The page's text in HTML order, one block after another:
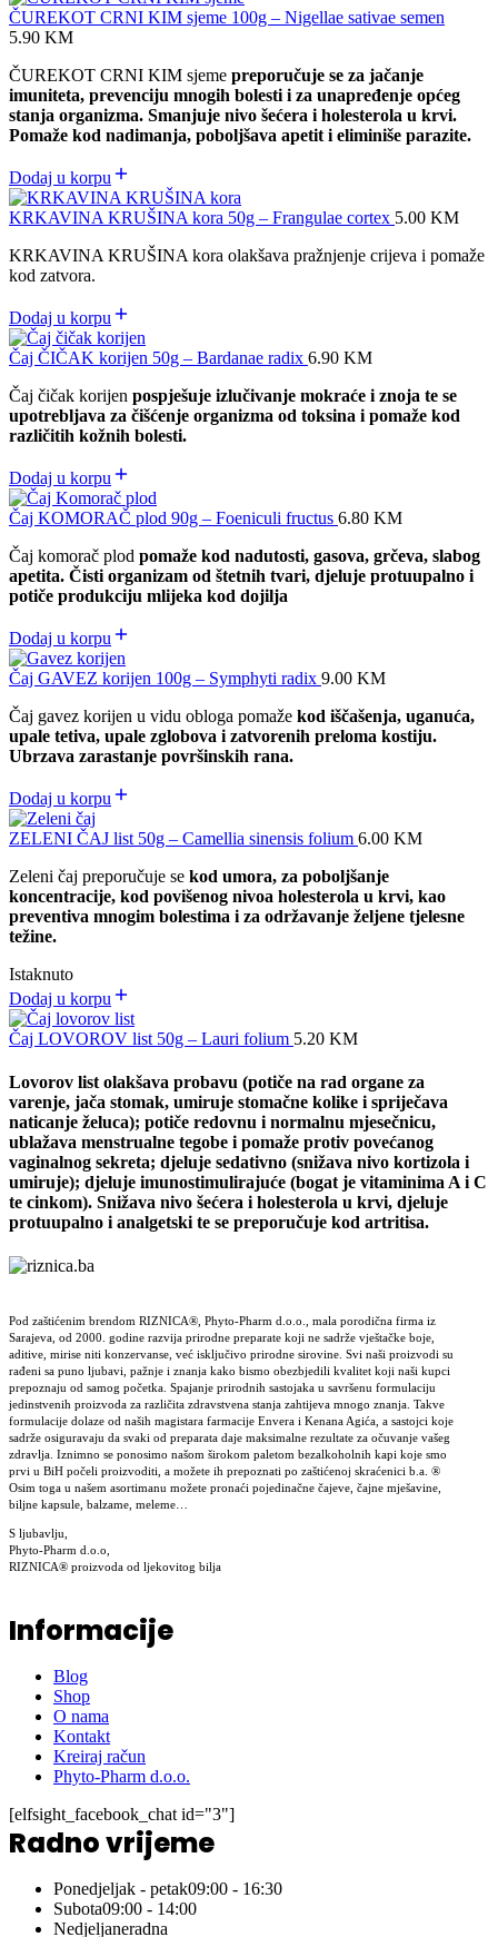
ČUREKOT CRNI KIM sjeme 100g – Nigellae sativae semen
5.90 KM
ČUREKOT CRNI KIM sjeme preporučuje se za jačanje
imuniteta, prevenciju mnogih bolesti i za unapređenje općeg
stanja organizma. Smanjuje nivo šećera i holesterola u krvi.
Pomaže kod nadimanja, poboljšava apetit i eliminiše parazite.
Dodaj u korpu
KRKAVINA KRUŠINA kora 50g – Frangulae cortex 5.00 KM
KRKAVINA KRUŠINA kora olakšava pražnjenje crijeva i pomaže
kod zatvora.
Dodaj u korpu
Čaj ČIČAK korijen 50g – Bardanae radix 6.90 KM
Čaj čičak korijen pospješuje izlučivanje mokraće i znoja te se
upotrebljava za čišćenje organizma od toksina i pomaže kod
različitih kožnih bolesti.
Dodaj u korpu
Čaj KOMORAČ plod 90g – Foeniculi fructus 6.80 KM
Čaj komorač plod pomaže kod nadutosti, gasova, grčeva, slabog
apetita. Čisti organizam od štetnih tvari, djeluje protuupalno i
potiče produkciju mlijeka kod dojilja
Dodaj u korpu
Čaj GAVEZ korijen 100g – Symphyti radix 9.00 KM
Čaj gavez korijen u vidu obloga pomaže kod iščašenja, uganuća,
upale tetiva, upale zglobova i zatvorenih preloma kostiju.
Ubrzava zarastanje površinskih rana.
Dodaj u korpu
ZELENI ČAJ list 50g – Camellia sinensis folium 6.00 KM
Zeleni čaj preporučuje se kod umora, za poboljšanje
koncentracije, kod povišenog nivoa holesterola u krvi, kao
preventiva mnogim bolestima i za održavanje željene tjelesne
težine.
Istaknuto
Dodaj u korpu
Čaj LOVOROV list 50g – Lauri folium 5.20 KM
Lovorov list olakšava probavu (potiče na rad organe za
varenje, jača stomak, umiruje stomačne kolike i spriječava
naticanje želuca); potiče redovnu i normalnu mjesečnicu,
ublažava menstrualne tegobe i pomaže protiv povećanog
vaginalnog sekreta; djeluje sedativno (snižava nivo kortizola i
umiruje); djeluje imunostimulirajuće (bogat je vitaminima A i C
te cinkom). Snižava nivo šećera i holesterola u krvi, djeluje
protuupalno i analgetski te se preporučuje kod artritisa.
Pod zaštićenim brendom RIZNICA®, Phyto-Pharm d.o.o., mala porodična firma iz
Sarajeva, od 2000. godine razvija prirodne preparate koji ne sadrže vještačke boje,
aditive, mirise niti konzervanse, već isključivo prirodne sirovine. Svi naši proizvodi su
rađeni sa puno ljubavi, pažnje i znanja kako bismo obezbjedili kvalitet koji naši kupci
prepoznaju od samog početka. Spajanje prirodnih sastojaka u savršenu formulaciju
jedinstvenih proizvoda za različita zdravstvena stanja zahtijeva mnogo znanja. Takve
formulacije dolaze od naših magistara farmacije Envera i Kenana Agića, a sastojci koje
sadrže osiguravaju da svaki od preparata daje maksimalne rezultate za očuvanje vašeg
zdravlja. Iznimno se ponosimo našom širokom paletom bezalkoholnih kapi koje smo
prvi u BiH počeli proizvoditi, a možete ih prepoznati po zaštićenoj skraćenici b.a. ®
Osim toga u našem asortimanu možete pronaći pojedinačne čajeve, čajne mješavine,
biljne kapsule, balzame, meleme…
S ljubavlju,
Phyto-Pharm d.o.o,
RIZNICA® proizvoda od ljekovitog bilja
Informacije
Blog
Shop
O nama
Kontakt
Kreiraj račun
Phyto-Pharm d.o.o.
[elfsight_facebook_chat id="3"]
Radno vrijeme
Ponedjeljak - petak09:00 - 16:30
Subota09:00 - 14:00
Nedjeljaneradna